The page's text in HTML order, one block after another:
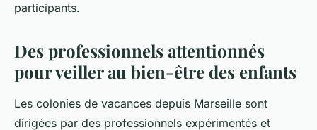
participants.
Des professionnels attentionnés
pour veiller au bien-être des enfants
Les colonies de vacances depuis Marseille sont
dirigées par des professionnels expérimentés et